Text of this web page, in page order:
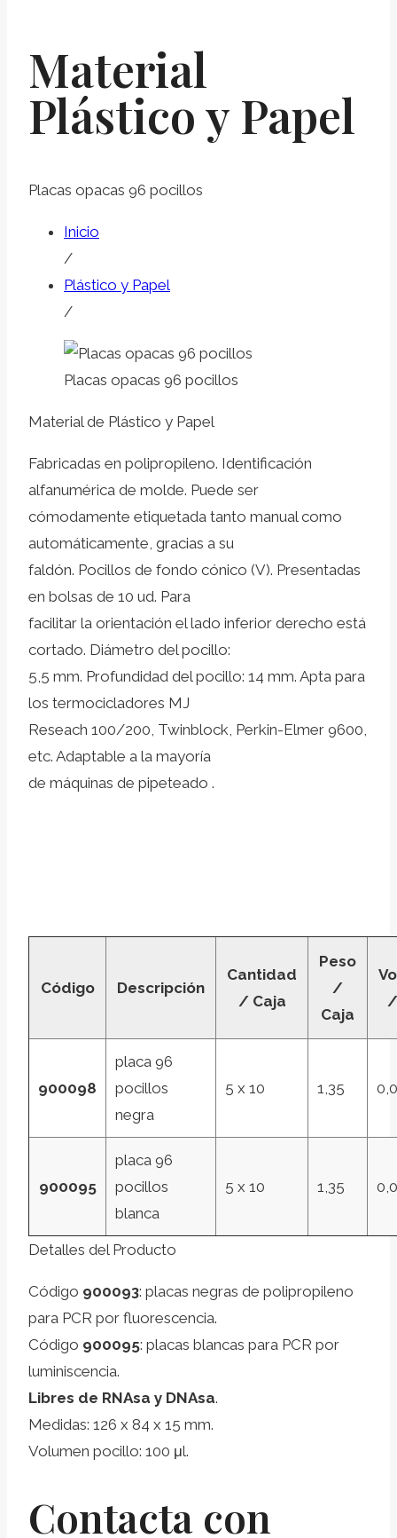
Material
Plástico y Papel
Placas opacas 96 pocillos
Inicio
/
Plástico y Papel
/
Placas opacas 96 pocillos
Material de Plástico y Papel
Fabricadas en polipropileno. Identificación
alfanumérica de molde. Puede ser
cómodamente etiquetada tanto manual como
automáticamente, gracias a su
faldón. Pocillos de fondo cónico (V). Presentadas
en bolsas de 10 ud. Para
facilitar la orientación el lado inferior derecho está
cortado. Diámetro del pocillo:
5,5 mm. Profundidad del pocillo: 14 mm. Apta para
los termocicladores MJ
Reseach 100/200, Twinblock, Perkin-Elmer 9600,
etc. Adaptable a la mayoría
de máquinas de pipeteado .
Código Descripción
Cantidad
/ Caja
Peso
/
Caja
/
900098
placa 96
pocillos
negra
5 x 10 1,35
900095
placa 96
pocillos
blanca
5 x 10 1,35
Detalles del Producto
Código 900093: placas negras de polipropileno
para PCR por fluorescencia.
Código 900095: placas blancas para PCR por
luminiscencia.
Libres de RNAsa y DNAsa.
Medidas: 126 x 84 x 15 mm.
Volumen pocillo: 100 μl.
Contacta con